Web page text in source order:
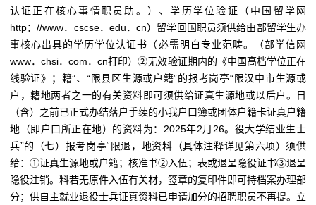
认证正在核心事情职员助。）、学历学位验证（中国留学网
http：//www．cscse．edu．cn）留学回国职员须供给由部留学生办
事核心出具的学历学位认证书（必需明白专业范畴。（部学信网
www．chsi．com．cn打印）②无效验证期内的《中国高档学位正在
线验证》；籍”、“限县区生源或户籍”的报考岗亭“限汉中市生源或
户，籍地两者之一的有关资料即可须供给证真生源地或以后户。日
（含）之前已正式办结落户手续的小我户口簿或团体户籍卡证真户籍
地（即户口所正在地）的资料为：2025年2月26。役大学结业生士
兵”的（七）报考岗亭“限退，地资料（具体注释详见第六项）须供
给：①证真生源地或户籍；核准书②入伍；表或退呈隐役证书③退呈
隐役注销。料若无原件入伍有关材，签章的复印件即可持档案办理部
分；供自主就业退役士兵证真资料已申请加分的招聘职员不再提。立